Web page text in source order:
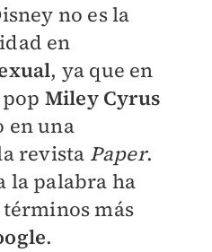
no es la
en
, ya que en
Miley Cyrus
en una
revista Paper.
la palabra ha
más
.